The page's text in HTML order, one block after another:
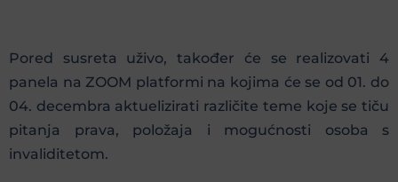
Pored susreta uživo, također će se realizovati 4
panela na ZOOM platformi na kojima će se od 01. do
04. decembra aktuelizirati različite teme koje se tiču
pitanja prava, položaja i mogućnosti osoba s
invaliditetom.